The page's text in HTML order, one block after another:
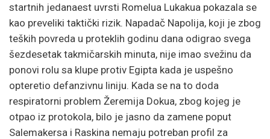
startnih jedanaest uvrsti Romelua Lukakua pokazala se
kao preveliki taktički rizik. Napadač Napolija, koji je zbog
teških povreda u proteklih godinu dana odigrao svega
šezdesetak takmičarskih minuta, nije imao svežinu da
ponovi rolu sa klupe protiv Egipta kada je uspešno
opteretio defanzivnu liniju. Kada se na to doda
respiratorni problem Žeremija Dokua, zbog kojeg je
otpao iz protokola, bilo je jasno da zamene poput
Salemakersa i Raskina nemaju potreban profil za